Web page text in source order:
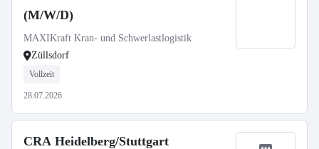
(M/W/D)
MAXIKraft Kran- und Schwerlastlogistik
Züllsdorf
Vollzeit
28.07.2026
CRA Heidelberg/Stuttgart